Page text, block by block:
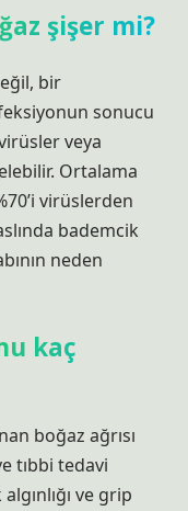
şişer mi?
bir
sonucu
veya
Ortalama
virüslerden
bademcik
neden
kaç
boğaz ağrısı
tıbbi tedavi
ve grip